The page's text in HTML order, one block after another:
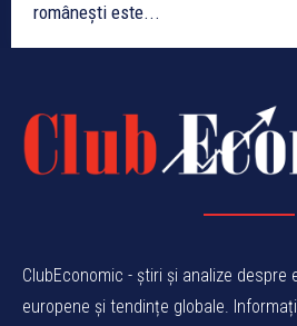
românești este...
ClubEconomic - știri și analize despre
europene și tendințe globale.